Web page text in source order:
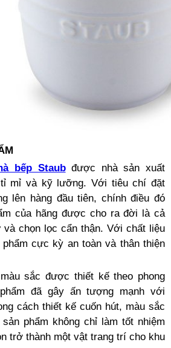
bếp Staubđược nhà sản xuất
mỉ và kỹ lưỡng. Với tiêu chí đặt
lên hàng đầu tiên, chính điều đó
của hãng được cho ra đời là cả
chọn lọc cẩn thận. Với chất liệu
cực kỳ an toàn và thân thiện
sắc được thiết kế theo phong
đã gây ấn tượng mạnh với
cách thiết kế cuốn hút, màu sắc
phẩm không chỉ làm tốt nhiệm
trở thành một vật trang trí cho khu